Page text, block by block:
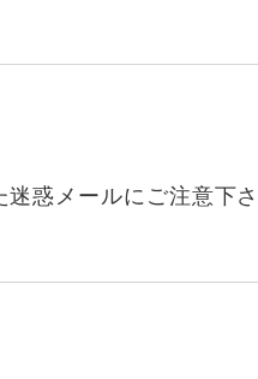
迷惑メールにご注意下